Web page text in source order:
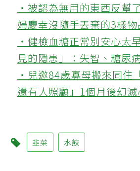
‧被認為無用的東西反幫
婦慶幸沒隨手丟棄的3樣物
‧健檢血糖正常別安心太
見的隱患」：失智、糖尿
‧兒邀84歲寡母搬來同住
還有人照顧」1個月後幻
韭菜 水餃